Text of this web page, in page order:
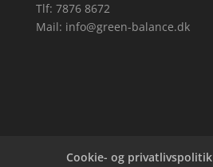
Tlf: 7876 8672
Mail: info@green-balance.dk
Cookie- og privatlivspolitik